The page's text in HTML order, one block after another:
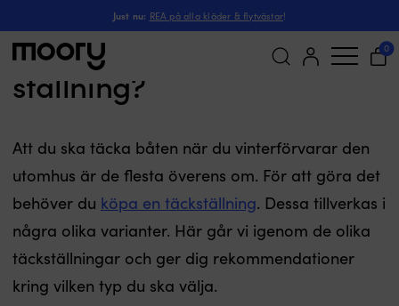
Just nu: REA på alla kläder & flytvästar!
Sök
0
Däckställning eller A-
ställning?
Att du ska täcka båten när du vinterförvarar den
utomhus är de flesta överens om. För att göra det
behöver du köpa en täckställning. Dessa tillverkas i
några olika varianter. Här går vi igenom de olika
täckställningar och ger dig rekommendationer
kring vilken typ du ska välja.